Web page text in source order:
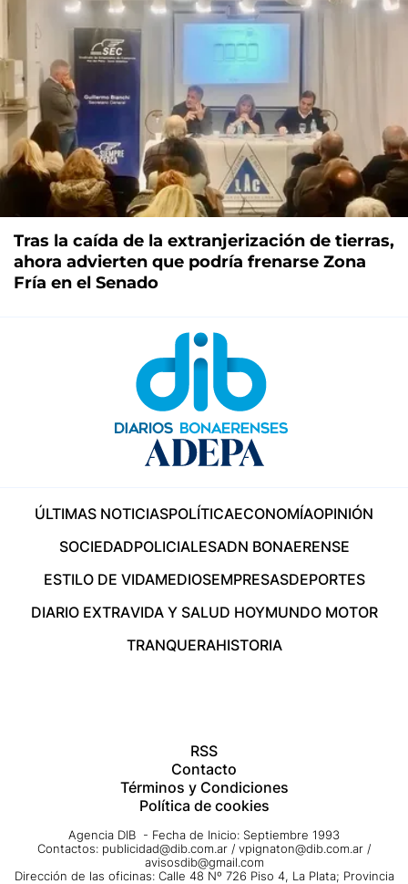
Tras la caída de la extranjerización de tierras,
ahora advierten que podría frenarse Zona
Fría en el Senado
ÚLTIMAS NOTICIASPOLÍTICAECONOMÍAOPINIÓN
SOCIEDADPOLICIALESADN BONAERENSE
ESTILO DE VIDAMEDIOSEMPRESASDEPORTES
DIARIO EXTRAVIDA Y SALUD HOYMUNDO MOTOR
TRANQUERAHISTORIA
RSS
Contacto
Términos y Condiciones
Política de cookies
Agencia DIB - Fecha de Inicio: Septiembre 1993
Contactos: publicidad@dib.com.ar / vpignaton@dib.com.ar /
avisosdib@gmail.com
Dirección de las oficinas: Calle 48 Nº 726 Piso 4, La Plata; Provincia